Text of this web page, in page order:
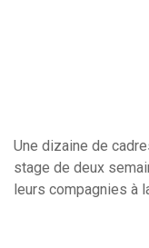
Une dizaine de
stage de deux
leurs compagnies à